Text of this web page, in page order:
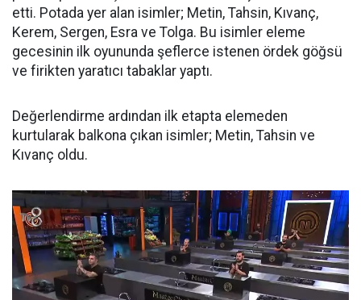
etti. Potada yer alan isimler; Metin, Tahsin, Kıvanç,
Kerem, Sergen, Esra ve Tolga. Bu isimler eleme
gecesinin ilk oyununda şeflerce istenen ördek göğsü
ve firikten yaratıcı tabaklar yaptı.
Değerlendirme ardından ilk etapta elemeden
kurtularak balkona çıkan isimler; Metin, Tahsin ve
Kıvanç oldu.